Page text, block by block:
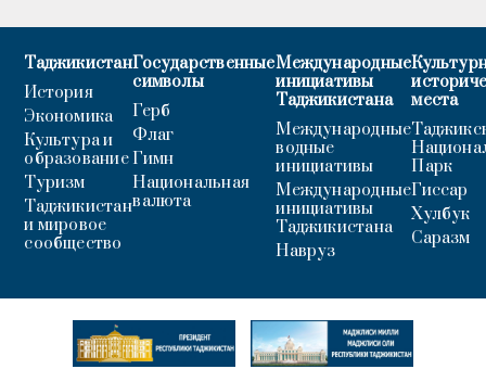
Таджикистан
История
Экономика
Культура и
образование
Туризм
Таджикистан
и мировое
сообщество
Государственные
символы
Герб
Флаг
Гимн
Национальная
валюта
Международные
инициативы
Таджикистана
Международные
водные
инициативы
Международные
инициативы
Таджикистана
Навруз
места
Парк
Гиссар
Хулбук
Саразм